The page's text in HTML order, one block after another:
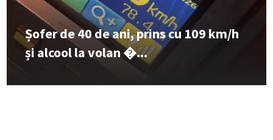
Șofer de 40 de ani, prins cu 109 km/h
și alcool la volan �...